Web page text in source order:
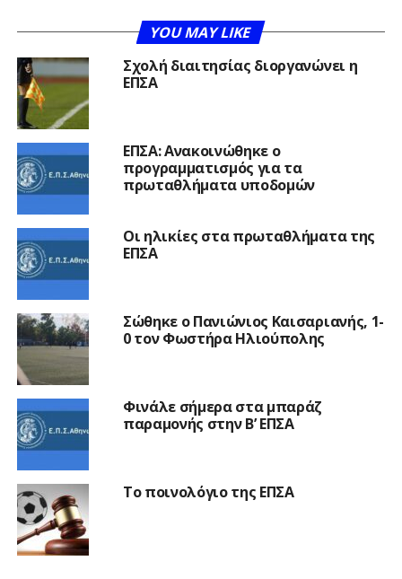
YOU MAY LIKE
Σχολή διαιτησίας διοργανώνει η
ΕΠΣΑ
ΕΠΣΑ: Ανακοινώθηκε ο
προγραμματισμός για τα
πρωταθλήματα υποδομών
Οι ηλικίες στα πρωταθλήματα της
ΕΠΣΑ
Σώθηκε ο Πανιώνιος Καισαριανής, 1-
0 τον Φωστήρα Ηλιούπολης
Φινάλε σήμερα στα μπαράζ
παραμονής στην Β’ ΕΠΣΑ
Το ποινολόγιο της ΕΠΣΑ